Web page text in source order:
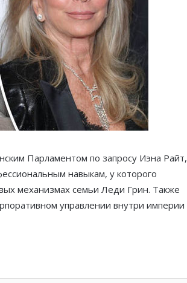
Парламентом по запросу Иэна Райт,
навыкам, у которого
механизмах семьи Леди Грин. Также
управлении внутри империи
Благотворительный забег в Монако
помог детям на пяти континентах
После финиша начинается главное:
Монако подсчитывает
экономическую ценность Гран-при
Отели Монако стали главным
гостеприимства
Князь Альбер II и Принцесса
Ferrari набирает скорость перед